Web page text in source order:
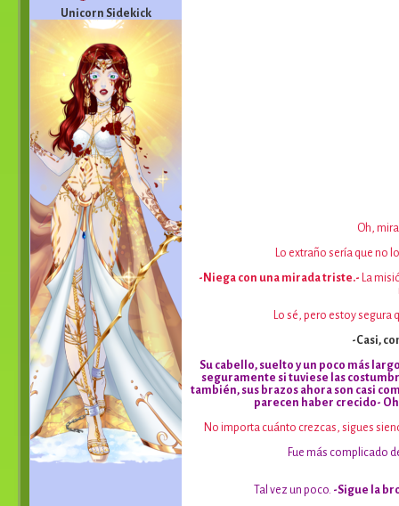
Unicorn Sidekick
Oh,
Lo extraño sería que no
-Niega con una mirada triste.- La
Lo sé, pero estoy segura
-Casi,
Su cabello, suelto y un poco más
seguramente si tuviese las
también, sus brazos ahora son casi
parecen haber crecido-
No importa cuánto crezcas, sigues
Fue más complicado
Tal vez un poco. -Sigue la